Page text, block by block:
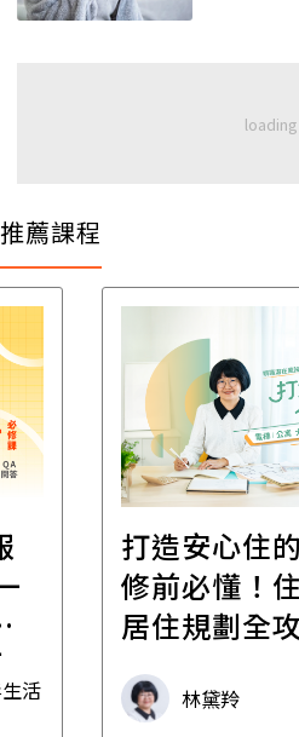
推薦課程
活
打造安心住
修前必懂！
居住規劃全
林黛羚